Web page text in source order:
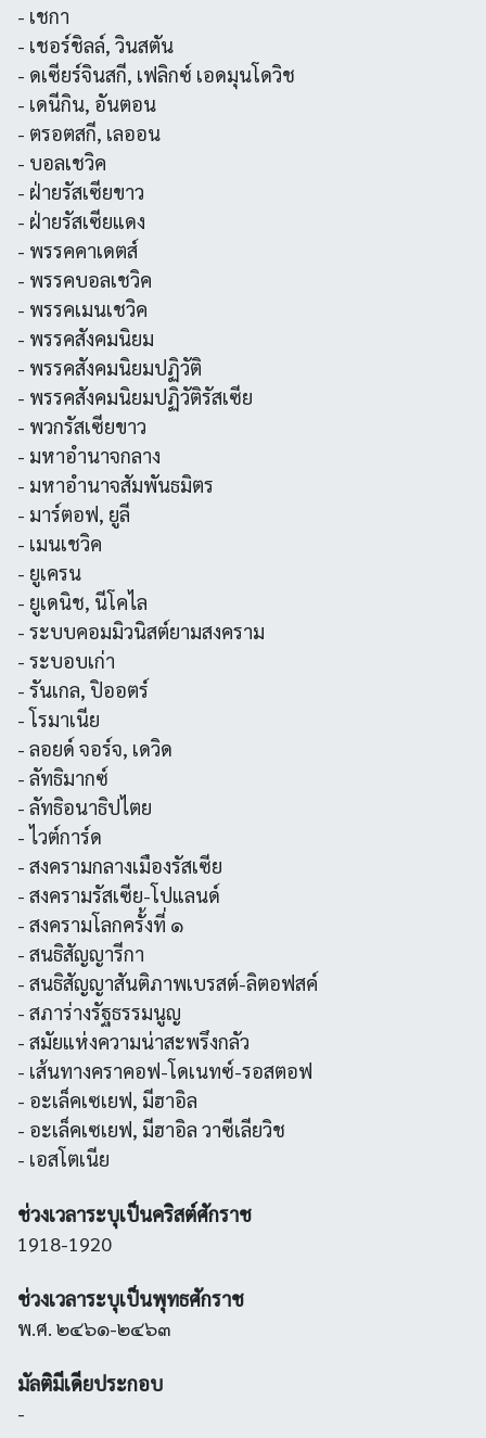
- เชกา
- เชอร์ชิลล์, วินสตัน
- ดเซียร์จินสกี, เฟลิกซ์ เอดมุนโดวิช
- เดนีกิน, อันตอน
- ตรอตสกี, เลออน
- บอลเชวิค
- ฝ่ายรัสเซียขาว
- ฝ่ายรัสเซียแดง
- พรรคคาเดตส์
- พรรคบอลเชวิค
- พรรคเมนเชวิค
- พรรคสังคมนิยม
- พรรคสังคมนิยมปฏิวัติ
- พรรคสังคมนิยมปฏิวัติรัสเซีย
- พวกรัสเซียขาว
- มหาอำนาจกลาง
- มหาอำนาจสัมพันธมิตร
- มาร์ตอฟ, ยูลี
- เมนเชวิค
- ยูเครน
- ยูเดนิช, นีโคไล
- ระบบคอมมิวนิสต์ยามสงคราม
- ระบอบเก่า
- รันเกล, ปิออตร์
- โรมาเนีย
- ลอยด์ จอร์จ, เดวิด
- ลัทธิมากซ์
- ลัทธิอนาธิปไตย
- ไวต์การ์ด
- สงครามกลางเมืองรัสเซีย
- สงครามรัสเซีย-โปแลนด์
- สงครามโลกครั้งที่ ๑
- สนธิสัญญารีกา
- สนธิสัญญาสันติภาพเบรสต์-ลิตอฟสค์
- สภาร่างรัฐธรรมนูญ
- สมัยแห่งความน่าสะพรึงกลัว
- เส้นทางคราคอฟ-โดเนทซ์-รอสตอฟ
- อะเล็คเซเยฟ, มีฮาอิล
- อะเล็คเซเยฟ, มีฮาอิล วาซีเลียวิช
- เอสโตเนีย
ช่วงเวลาระบุเป็นคริสต์ศักราช
1918-1920
ช่วงเวลาระบุเป็นพุทธศักราช
พ.ศ. ๒๔๖๑-๒๔๖๓
มัลติมีเดียประกอบ
-